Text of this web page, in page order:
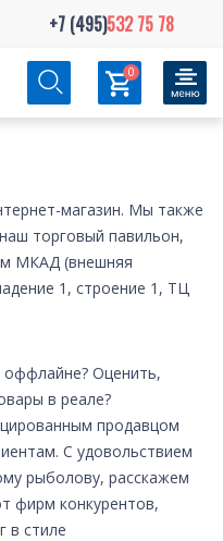
+7 (495)532 75 78
0
магазин. Мы также
торговый павильон,
МКАД (внешняя
1, строение 1, ТЦ
оффлайне? Оценить,
в реале?
продавцом
С удовольствием
рыболову, расскажем
фирм конкурентов,
в стиле